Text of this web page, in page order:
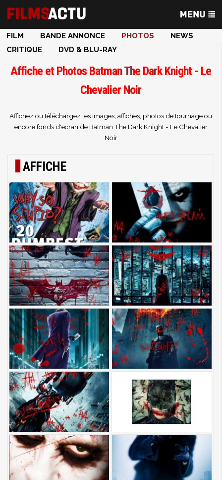
FILM BANDE ANNONCE PHOTOS
NEWS
CRITIQUE
DVD & BLU-RAY
Affiche et Photos Batman The Dark Knight - Le
Chevalier Noir
Affichez ou téléchargez les images, affiches, photos de tournage ou
encore fonds d'ecran de Batman The Dark Knight - Le Chevalier
Noir
AFFICHE